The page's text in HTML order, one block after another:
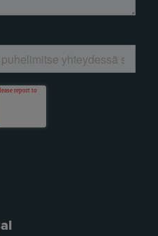
the old - in with